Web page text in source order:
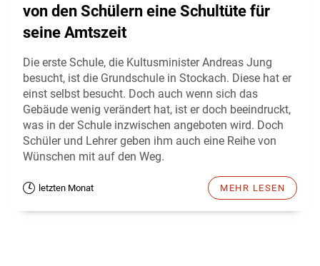
von den Schülern eine Schultüte für
seine Amtszeit
Die erste Schule, die Kultusminister Andreas Jung
besucht, ist die Grundschule in Stockach. Diese hat er
einst selbst besucht. Doch auch wenn sich das
Gebäude wenig verändert hat, ist er doch beeindruckt,
was in der Schule inzwischen angeboten wird. Doch
Schüler und Lehrer geben ihm auch eine Reihe von
Wünschen mit auf den Weg.
letzten Monat MEHR LESEN